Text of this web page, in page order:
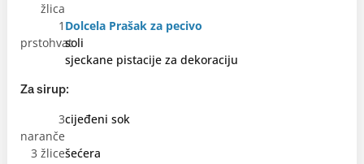
žlica
1 Dolcela Prašak za pecivo
prstohvatsoli
sjeckane pistacije za dekoraciju
Za sirup:
3
naranče
cijeđeni sok
3 žlicešećera